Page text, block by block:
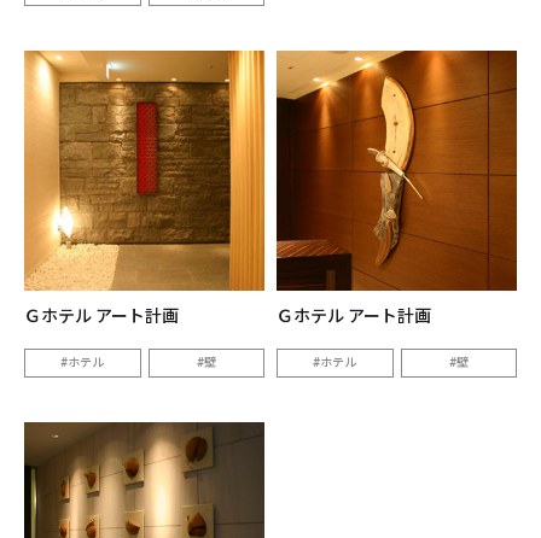
Ｇホテル アート計画
ホテル 壁
Ｇホテル アート計画
ホテル 壁